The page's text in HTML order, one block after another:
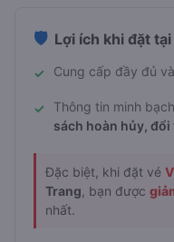
🛡️ Lợi ích khi đặt
✓ Cung cấp đầy đủ và
✓ Thông tin minh
sách hoàn hủy, đổi
Đặc biệt, khi đặt vé
Trang , bạn được
nhất.